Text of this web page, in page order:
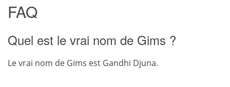
FAQ
Quel est le vrai nom de Gims ?
Le vrai nom de Gims est Gandhi Djuna.